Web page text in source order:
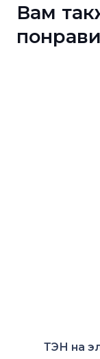
Вам
ТЭН на